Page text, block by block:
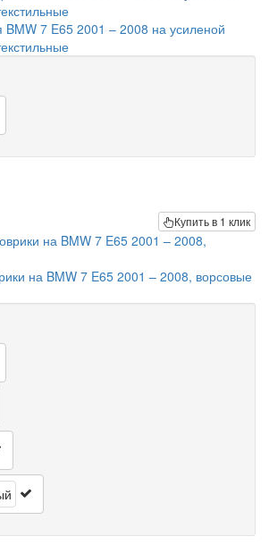
BMW 7 E65 2001 – 2008 на усиленой
Купить в 1 клик
на BMW 7 E65 2001 – 2008, ворсовые